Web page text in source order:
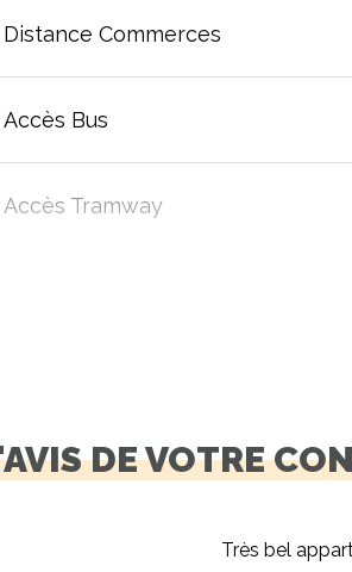
Distance Commerces
Accès Bus
Accès Tramway
DE VOTRE
Très bel